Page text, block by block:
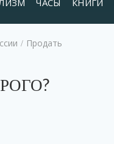
/ Продать